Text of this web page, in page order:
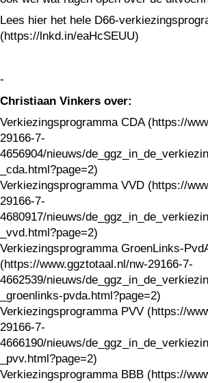
Lees hier het hele D66-
(https://lnkd.in/eaHcSEUU)
-
Christiaan Vinkers over:
Verkiezingsprogramma CDA (https://
29166-7-
4656904/nieuws/
_cda.html?page=2)
Verkiezingsprogramma VVD (https://
29166-7-
4680917/nieuws/
_vvd.html?page=2)
Verkiezingsprogramma GroenLinks-
(https://www.ggztotaal.nl/nw-29166-7-
4662539/nieuws/
_groenlinks-pvda.html?page=2)
Verkiezingsprogramma PVV (https://
29166-7-
4666190/nieuws/
_pvv.html?page=2)
Verkiezingsprogramma BBB (https://